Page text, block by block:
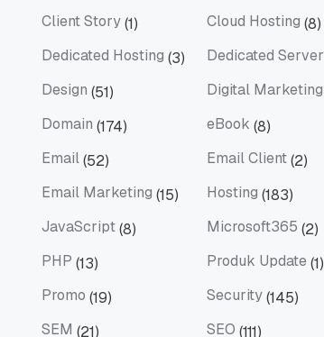
Client Story(1) Cloud Hosting (8)
Dedicated Hosting (3) Dedicated Server
Design (51) Digital Marketing
Domain (174) eBook (8)
Email(52) Email Client(2)
Email Marketing (15) Hosting (183)
JavaScript(8) Microsoft365 (2)
PHP (13) Produk Update (1)
Promo (19) Security(145)
SEM (21) SEO (111)